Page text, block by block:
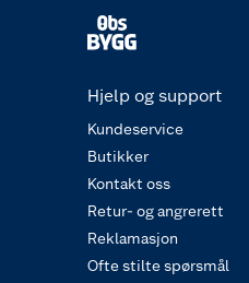
Hjelp og support
Kundeservice
Butikker
Kontakt oss
Retur- og angrerett
Reklamasjon
Ofte stilte spørsmål